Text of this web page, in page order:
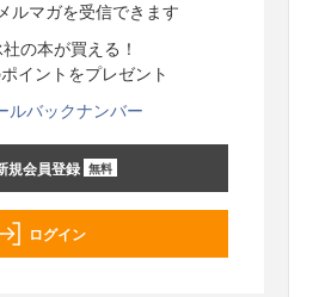
ルマガを受信できます
社の本が買える！
イントをプレゼント
ルバックナンバー
規会員登録 無料
ログイン